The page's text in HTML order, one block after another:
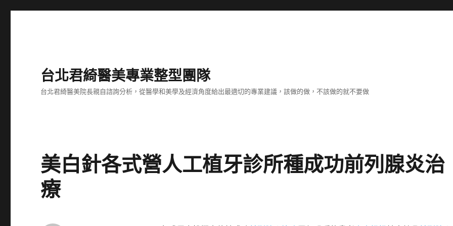
台北君綺醫美專業整型團隊
台北君綺醫美院長親自諮詢分析，從醫學和美學及經濟角度給出最適切的專業建議，該做的做，不該做的就不要做
美白針各式營人工植牙診所種成功前列腺炎治
療